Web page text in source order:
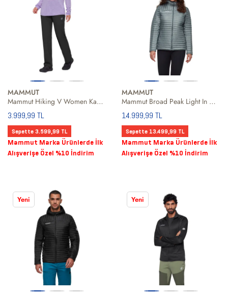
MAMMUT
Mammut Hiking V Women Kadın Siyah Outdoor Pantolonu
3.999,99 TL
Sepette 3.599,99 TL
Mammut Marka Ürünlerde İlk
Alışverişe Özel %10 İndirim
MAMMUT
Mammut Broad Peak Light In Hooded Women Kadın Gri Outdoor Ceketi
14.999,99 TL
Sepette 13.499,99 TL
Mammut Marka Ürünlerde İlk
Alışverişe Özel %10 İndirim
Yeni Yeni